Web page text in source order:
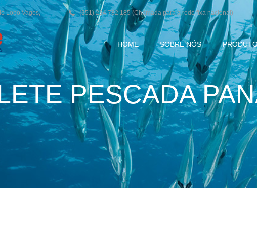
Lobo Vagos, (351) 234 782 185 (Chamada para a rede fixa nacional)
HOME SOBRE NÓS
PESCADA